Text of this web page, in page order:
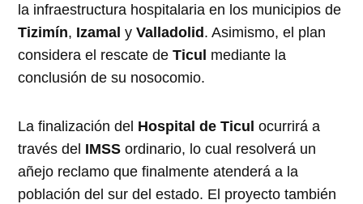
la infraestructura hospitalaria en los municipios de
Tizimín, Izamal yValladolid . Asimismo, el plan
considera el rescate deTicul mediante la
conclusión de su nosocomio.
La finalización del Hospital de Ticul ocurrirá a
través del IMSS ordinario, lo cual resolverá un
añejo reclamo que finalmente atenderá a la
población del sur del estado. El proyecto también